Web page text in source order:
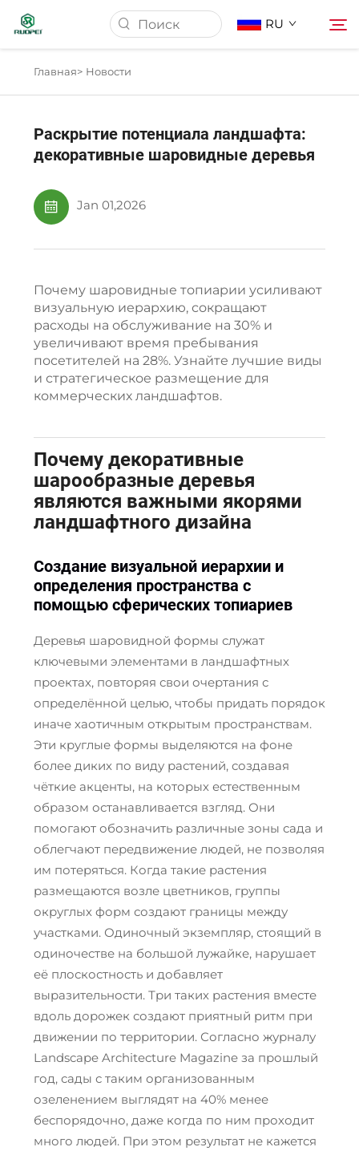
RU
Продукция
О нас
Новости
Скачать
Связаться
Главная> Новости
Раскрытие потенциала ландшафта:
декоративные шаровидные деревья
Jan 01,2026
Почему шаровидные топиарии усиливают
визуальную иерархию, сокращают
расходы на обслуживание на 30% и
увеличивают время пребывания
посетителей на 28%. Узнайте лучшие виды
и стратегическое размещение для
коммерческих ландшафтов.
Почему декоративные
шарообразные деревья
являются важными якорями
ландшафтного дизайна
Создание визуальной иерархии и
определения пространства с
помощью сферических топиариев
Деревья шаровидной формы служат
ключевыми элементами в ландшафтных
проектах, повторяя свои очертания с
определённой целью, чтобы придать порядок
иначе хаотичным открытым пространствам.
Эти круглые формы выделяются на фоне
более диких по виду растений, создавая
чёткие акценты, на которых естественным
образом останавливается взгляд. Они
помогают обозначить различные зоны сада и
облегчают передвижение людей, не позволяя
им потеряться. Когда такие растения
размещаются возле цветников, группы
округлых форм создают границы между
участками. Одиночный экземпляр, стоящий в
одиночестве на большой лужайке, нарушает
её плоскостность и добавляет
выразительности. Три таких растения вместе
вдоль дорожек создают приятный ритм при
движении по территории. Согласно журналу
Landscape Architecture Magazine за прошлый
год, сады с таким организованным
озеленением выглядят на 40% менее
беспорядочно, даже когда по ним проходит
много людей. При этом результат не кажется